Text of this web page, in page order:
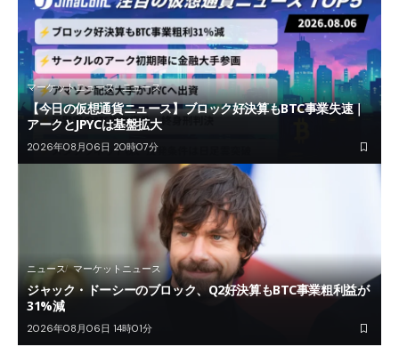
マーケットニュース ニュース
【今日の仮想通貨ニュース】ブロック好決算もBTC事業失速｜
アークとJPYCは基盤拡大
2026年08月06日 20時07分
ニュース マーケットニュース
ジャック・ドーシーのブロック、Q2好決算もBTC事業粗利益が
31%減
2026年08月06日 14時01分